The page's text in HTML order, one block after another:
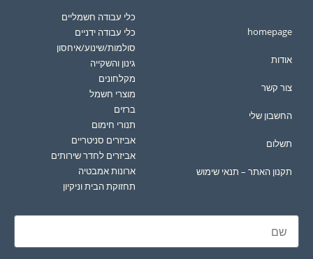
homepage
אודות
צור קשר
החשבון שלי
תשלום
תקנון האתר – תנאי שימוש
כלי עבודה חשמליים
כלי עבודה ידניים
סולמות/שינוע/איחסון
גינון והשקייה
מקלחונים
מוצרי חשמל
ברזים
תנורי חימום
אביזרים סניטריים
אביזרים לחדר שירותים
ארונות אמבטיה
תחזוקת הבית וניקיון